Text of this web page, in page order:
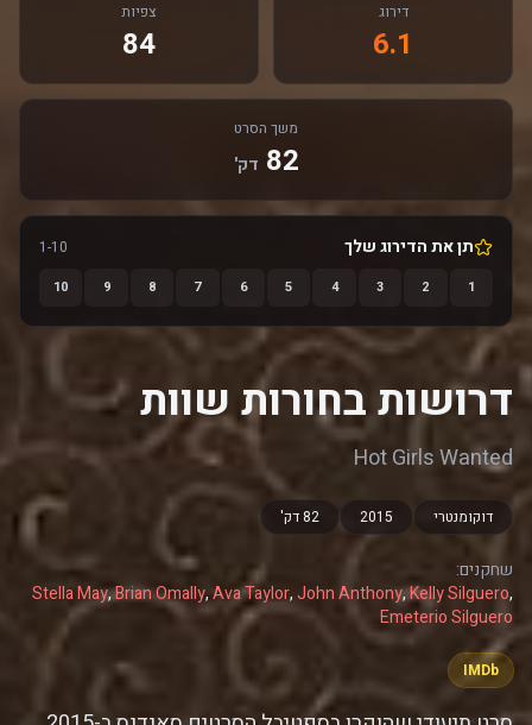
דירוג
6.1
צפיות
84
משך הסרט
82 דק'
תן את הדירוג שלך 1-10
1
2
3
4
5
6
7
8
9
10
דרושות בחורות שוות‎
Hot Girls Wanted
דוקומנטרי 2015 82 דק'
שחקנים:
Stella May,Brian Omally,Ava Taylor,John Anthony,Kelly Silguero,
Emeterio Silguero
IMDb